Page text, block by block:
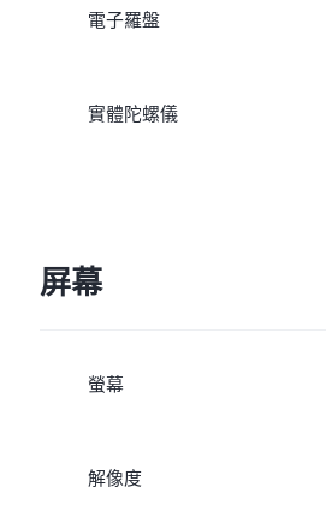
電子羅盤
實體陀螺儀
屏幕
螢幕
解像度